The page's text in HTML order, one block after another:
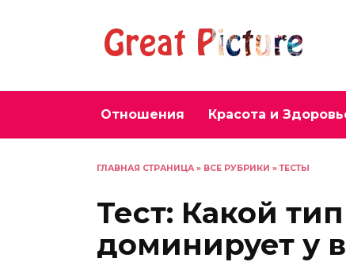
Отношения Красота и
ГЛАВНАЯ СТРАНИЦА » ВСЕ РУБРИКИ »ТЕСТЫ
Тест: Какой
доминирует у